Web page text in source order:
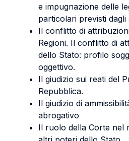
e impugnazione delle
particolari previsti dagli
Il conflitto di
Regioni. Il conflitto di
dello Stato: profilo
oggettivo.
Il giudizio sui reati del
Repubblica.
Il giudizio di
abrogativo
Il ruolo della Corte nel